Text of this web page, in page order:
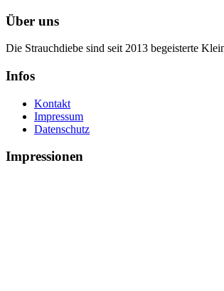
Über uns
Die Strauchdiebe sind seit 2013 begeisterte
Infos
Kontakt
Impressum
Datenschutz
Impressionen